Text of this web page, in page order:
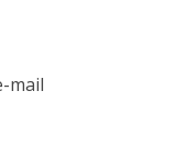
mail